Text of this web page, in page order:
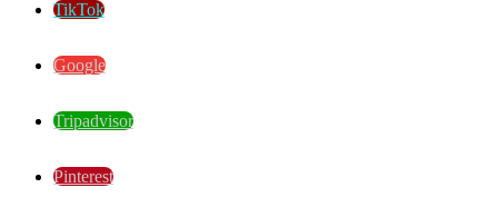
TikTok
Google
Tripadvisor
Pinterest